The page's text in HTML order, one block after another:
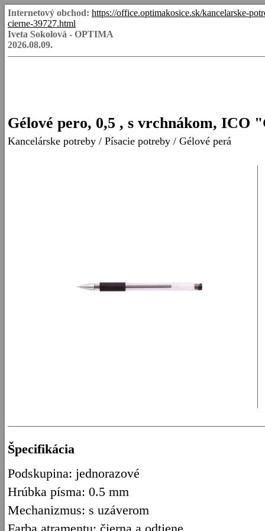
Internetový obchod: https://office.optimakosice.sk/kancelarske-
cierne-39727.html
Iveta Sokolová - OPTIMA
2026.08.09.
Gélové pero, 0,5 , s vrchnákom, ICO
Kancelárske potreby / Písacie potreby / Gélové perá
Špecifikácia
Podskupina: jednorazové
Hrúbka písma: 0.5 mm
Mechanizmus: s uzáverom